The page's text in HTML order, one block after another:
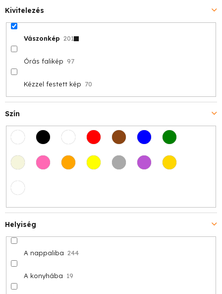
Kivitelezés
Vászonkép 201
Órás falikép 97
Kézzel festett kép 70
Szín
Helyiség
A nappaliba 244
A konyhába 19